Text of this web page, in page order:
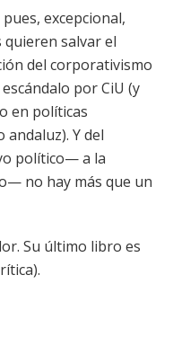
excepcional,
salvar el
del corporativismo
por CiU (y
en políticas
andaluz). Y del
político— a la
no hay más que un
Su último libro es